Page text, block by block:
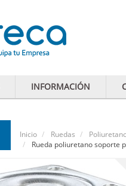
INFORMACIÓN
Inicio Ruedas
Rueda poliuretano soporte